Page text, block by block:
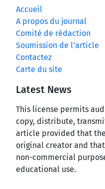
Accueil
A propos du journal
Comité de rédaction
Soumission de l’article
Contactez
Carte du site
Latest News
This license permits
copy, distribute,
article provided that
original creator and
non-commercial
educational use.